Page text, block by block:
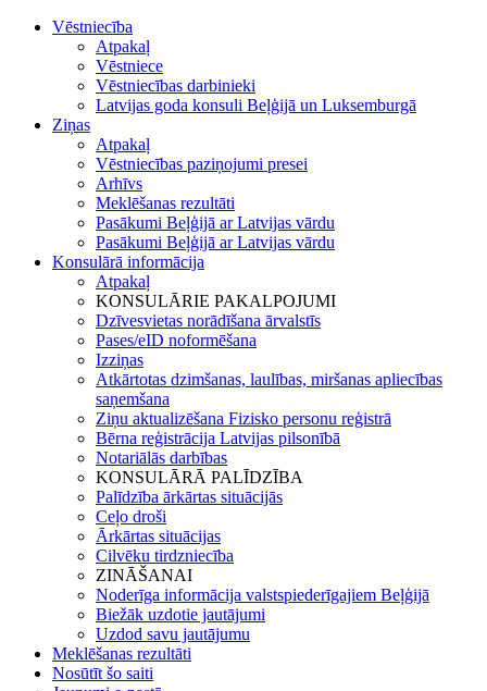
Vēstniecība
Atpakaļ
Vēstniece
Vēstniecības darbinieki
Latvijas goda konsuli Beļģijā un Luksemburgā
Ziņas
Atpakaļ
Vēstniecības paziņojumi presei
Arhīvs
Meklēšanas rezultāti
Pasākumi Beļģijā ar Latvijas vārdu
Pasākumi Beļģijā ar Latvijas vārdu
Konsulārā informācija
Atpakaļ
KONSULĀRIE PAKALPOJUMI
Dzīvesvietas norādīšana ārvalstīs
Pases/eID noformēšana
Izziņas
Atkārtotas dzimšanas, laulības, miršanas apliecības
saņemšana
Ziņu aktualizēšana Fizisko personu reģistrā
Bērna reģistrācija Latvijas pilsonībā
Notariālās darbības
KONSULĀRĀ PALĪDZĪBA
Palīdzība ārkārtas situācijās
Ceļo droši
Ārkārtas situācijas
Cilvēku tirdzniecība
ZINĀŠANAI
Noderīga informācija valstspiederīgajiem Beļģijā
Biežāk uzdotie jautājumi
Uzdod savu jautājumu
Meklēšanas rezultāti
Nosūtīt šo saiti